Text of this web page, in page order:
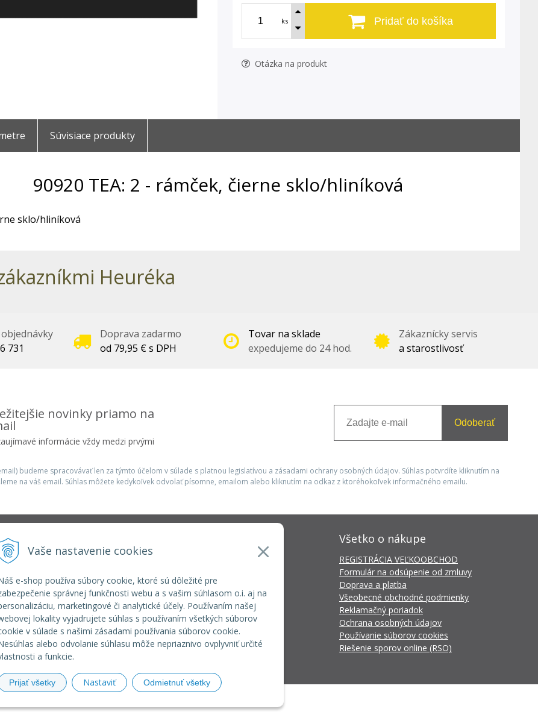
Vaše nastavenie cookies
e-shop používa súbory cookie, ktoré sú dôležité pre
správnej funkčnosti webu a s vašim súhlasom o.i. aj na
marketingové či analytické účely. Používaním našej
lokality vyjadrujete súhlas s používaním všetkých súborov
v súlade s našimi zásadami používania súborov cookie.
alebo odvolanie súhlasu môže nepriaznivo ovplyvniť určité
a funkcie.
Prijať všetky Nastaviť Odmietnuť všetky
ks Pridať do košíka
Otázka na produkt
Súvisiace produkty
90920 TEA: 2 - rámček, čierne sklo/hliníková
sklo/hliníková
Heuréka
731
Doprava zadarmo
od 79,95 € s DPH
Tovar na sklade
expedujeme do 24 hod.
Zákaznícky servis
a starostlivosť
novinky priamo na
informácie vždy medzi prvými
Odoberať
budeme spracovávať len za týmto účelom v súlade s platnou legislatívou a zásadami ochrany osobných údajov. Súhlas potvrdíte kliknutím na
na váš email. Súhlas môžete kedykoľvek odvolať písomne, emailom alebo kliknutím na odkaz z ktoréhokoľvek informačného emailu.
+421 37 6586 731
+421 907 982 328
Všetko o nákupe
REGISTRÁCIA VEĽKOOBCHOD
Formulár na odsúpenie od zmluvy
Doprava a platba
Všeobecné obchodné podmienky
Reklamačný poriadok
Ochrana osobných údajov
Používanie súborov cookies
Riešenie sporov online (RSO)
e-shop Pohoda Connector